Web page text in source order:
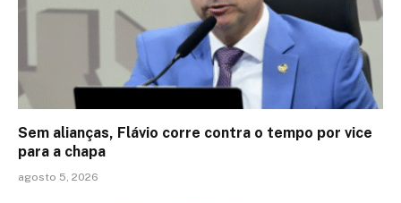
Sem alianças, Flávio corre contra o tempo por vice
para a chapa
agosto 5, 2026